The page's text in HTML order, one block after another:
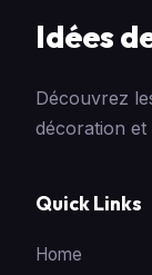
Idées
Découvrez
décoration et
Quick Links
Home